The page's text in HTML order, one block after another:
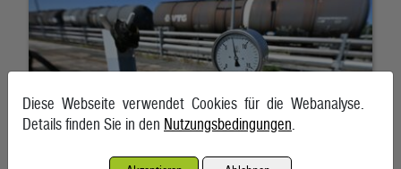
Diese Webseite verwendet Cookies für die Webanalyse.
Details finden Sie in den Nutzungsbedingungen.